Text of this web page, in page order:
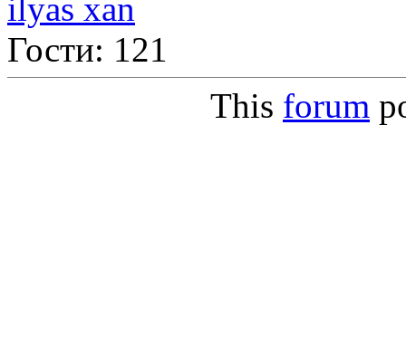
ilyas xan
Гости: 121
This forum